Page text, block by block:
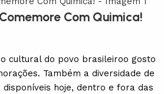
Com Quimica!
cultural do povo brasileiroo gosto
Também a diversidade de
hoje, dentro e fora das